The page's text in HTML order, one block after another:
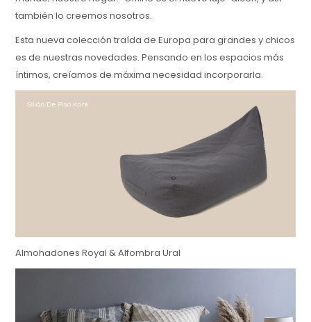
también lo creemos nosotros.
Esta nueva colección traída de Europa para grandes y chicos
es de nuestras novedades. Pensando en los espacios más
íntimos, creíamos de máxima necesidad incorporarla.
Almohadones Royal & Alfombra Ural